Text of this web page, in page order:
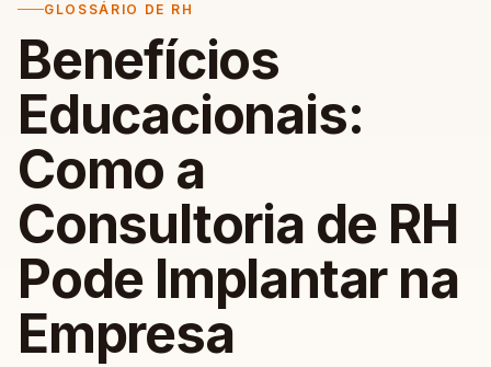
GLOSSÁRIO DE RH
Benefícios
Educacionais:
Como a
Consultoria de RH
Pode Implantar na
Empresa